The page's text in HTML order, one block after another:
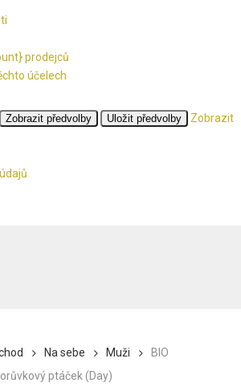
prodejců
účelech
Zobrazit předvolby Uložit předvolby
Zobrazit
Na sebe Muži
BIO
ptáček (Day)